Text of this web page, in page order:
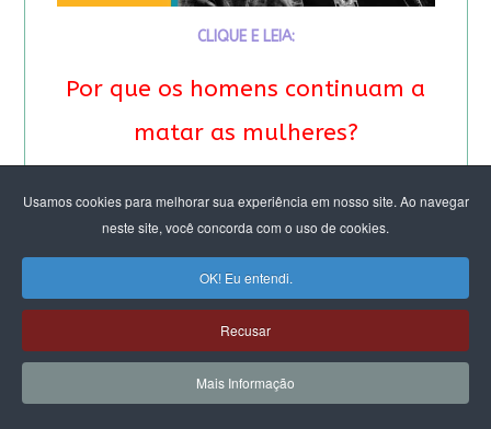
Usamos cookies para melhorar sua experiência em nosso site. Ao navegar
neste site, você concorda com o uso de cookies.
OK! Eu entendi.
Recusar
Mais Informação
CLIQUE E LEIA:
Por que os homens continuam a
matar as mulheres?
Feminicídio: “A noção de
propriedade é profunda”.
Entrevista especial com Eva
Alterman Blay